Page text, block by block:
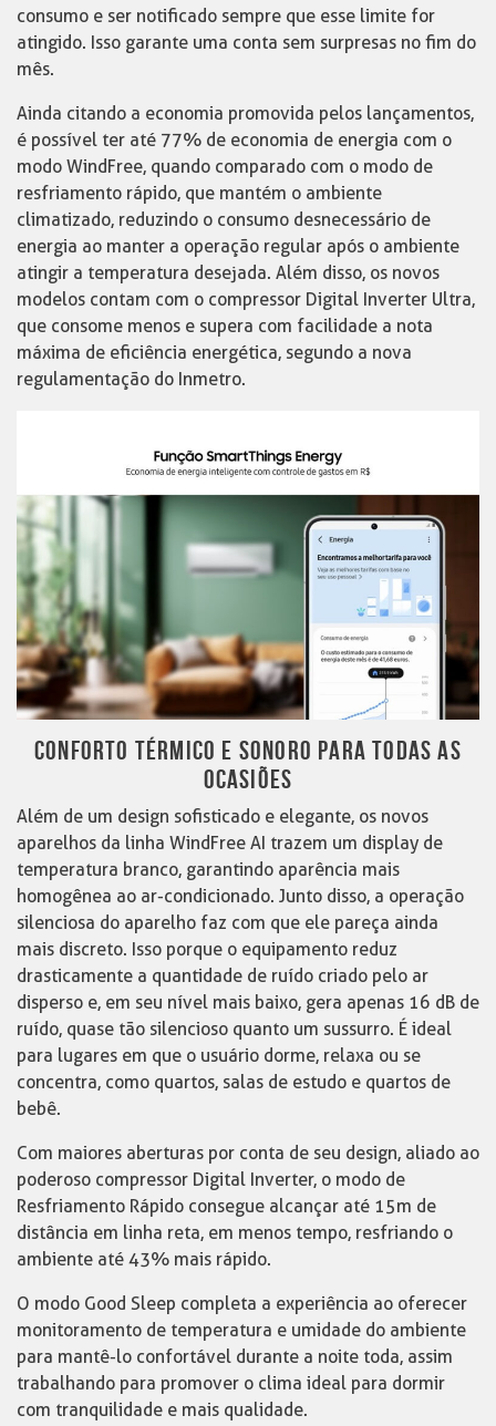
consumo e ser notificado sempre que esse limite for
atingido. Isso garante uma conta sem surpresas no fim do
mês.
Ainda citando a economia promovida pelos lançamentos,
é possível ter até 77% de economia de energia com o
modo WindFree, quando comparado com o modo de
resfriamento rápido, que mantém o ambiente
climatizado, reduzindo o consumo desnecessário de
energia ao manter a operação regular após o ambiente
atingir a temperatura desejada. Além disso, os novos
modelos contam com o compressor Digital Inverter Ultra,
que consome menos e supera com facilidade a nota
máxima de eficiência energética, segundo a nova
regulamentação do Inmetro.
CONFORTO TÉRMICO E SONORO PARA TODAS AS
OCASIÕES
Além de um design sofisticado e elegante, os novos
aparelhos da linha WindFree AI trazem um display de
temperatura branco, garantindo aparência mais
homogênea ao ar-condicionado. Junto disso, a operação
silenciosa do aparelho faz com que ele pareça ainda
mais discreto. Isso porque o equipamento reduz
drasticamente a quantidade de ruído criado pelo ar
disperso e, em seu nível mais baixo, gera apenas 16 dB de
ruído, quase tão silencioso quanto um sussurro. É ideal
para lugares em que o usuário dorme, relaxa ou se
concentra, como quartos, salas de estudo e quartos de
bebê.
Com maiores aberturas por conta de seu design, aliado ao
poderoso compressor Digital Inverter, o modo de
Resfriamento Rápido consegue alcançar até 15m de
distância em linha reta, em menos tempo, resfriando o
ambiente até 43% mais rápido.
O modo Good Sleep completa a experiência ao oferecer
monitoramento de temperatura e umidade do ambiente
para mantê-lo confortável durante a noite toda, assim
trabalhando para promover o clima ideal para dormir
com tranquilidade e mais qualidade.